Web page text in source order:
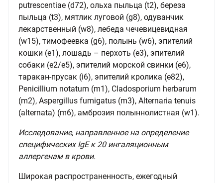
putrescentiae (d72), ольха пыльца (t2), береза
пыльца (t3), мятлик луговой (g8), одуванчик
лекарственный (w8), лебеда чечевицевидная
(w15), тимофеевка (g6), полынь (w6), эпителий
кошки (e1), лошадь – перхоть (e3), эпителий
собаки (e2/e5), эпителий морской свинки (e6),
таракан-прусак (i6), эпителий кролика (e82),
Рenicillium notatum (m1), Cladosporium herbarum
(m2), Aspergillus fumigatus (m3), Alternaria tenuis
(alternata) (m6), амброзия полыннолистная (w1).
Исследование, направленное на определение
специфических IgE к 20 ингаляционным
аллергенам в крови.
Широкая распространенность, ежегодный